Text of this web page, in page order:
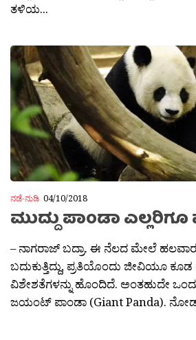
ತಳಿಯ...
ನಡೆ-ನುಡಿ 04/10/2018
ಮುದ್ದು ಪಾಂಡಾ ಎಲ್ಲರಿಗೂ
– ನಾಗರಾಜ್ ಬದ್ರಾ. ಈ ನೆಲದ ಮೇಲೆ
ಬದುಕುತ್ತಿದ್ದು, ಪ್ರತಿಯೊಂದು ಜೀವಿಯೂ ಕೂಡ
ವಿಶೇಶತೆಗಳನ್ನು ಹೊಂದಿದೆ. ಅಂತಹುದೇ
ಜಯಂಟ್ ಪಾಂಡಾ (Giant Panda).